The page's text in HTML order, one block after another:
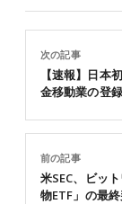
前の記事
米SEC、ビッ
物ETF」の最
次の記事
【速報】日本
金移動業の登